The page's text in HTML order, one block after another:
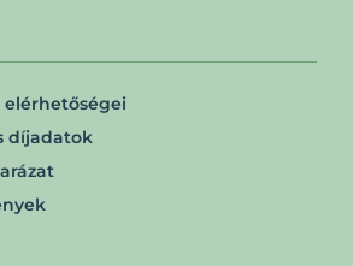
elérhetőségei
díjadatok